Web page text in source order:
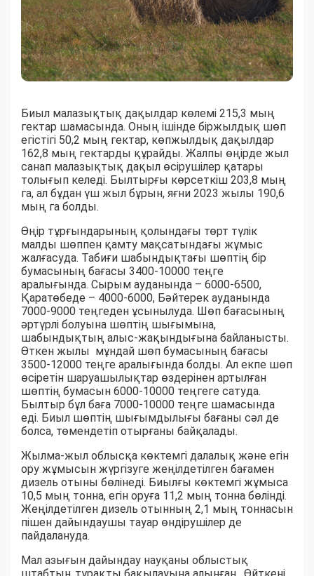
Биыл малазықтық дақылдар көлемі 215,3 мың
гектар шамасында. Оның ішінде біржылдық шөп
егістігі 50,2 мың гектар, көпжылдық дақылдар
162,8 мың гектарды құрайды. Жалпы өңірде жыл
санап малазықтық дақыл өсірушілер қатары
толығып келеді. Былтырғы көрсеткіш 203,8 мың
га, ал бұдан үш жыл бұрын, яғни 2023 жылы 190,6
мың га болды.
Өңір тұрғындарының қолындағы төрт түлік
малды шөппен қамту мақсатындағы жұмыс
жалғасуда. Табиғи шабындықтағы шөптің бір
бумасының бағасы 3400-10000 теңге
аралығында. Сырым ауданында – 6000-6500,
Қаратөбеде – 4000-6000, Бәйтерек ауданында
7000-9000 теңгеден ұсынылуда. Шөп бағасының
әртүрлі болуына шөптің шығымына,
шабындықтың алыс-жақындығына байланысты.
Өткен жылы мұндай шөп бумасының бағасы
3500-12000 теңге аралығында болды. Ал екпе шөп
өсіретін шаруашылықтар өздерінен артылған
шөптің бумасын 6000-10000 теңгеге сатуда.
Былтыр бұл баға 7000-10000 теңге шамасында
еді. Биыл шөптің шығымдылығы бағаны сәл де
болса, төмендетіп отырғаны байқалады.
Жылма-жыл облысқа көктемгі далалық және егін
ору жұмысын жүргізуге жеңілдетілген бағамен
дизель отыны бөлінеді. Биылғы көктемгі жұмыса
10,5 мың тонна, егін оруға 11,2 мың тонна бөлінді.
Жеңілдетілген дизель отынның 2,1 мың тоннасын
пішен дайындаушы тауар өндірушілер де
пайдалануда.
Мал азығын дайындау науқаны облыстық